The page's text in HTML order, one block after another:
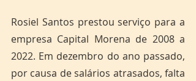
Rosiel Santos prestou serviço para a
empresa Capital Morena de 2008 a
2022. Em dezembro do ano passado,
por causa de salários atrasados, falta